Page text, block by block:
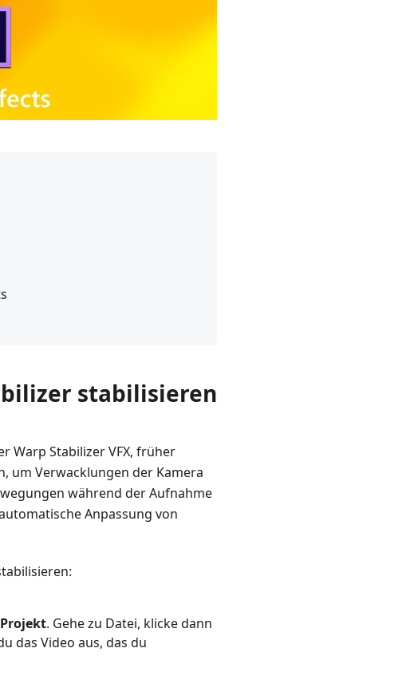
stabilisieren
Warp Stabilizer VFX, früher
um Verwacklungen der Kamera
während der Aufnahme
Anpassung von
. Gehe zu Datei, klicke dann
das Video aus, das du